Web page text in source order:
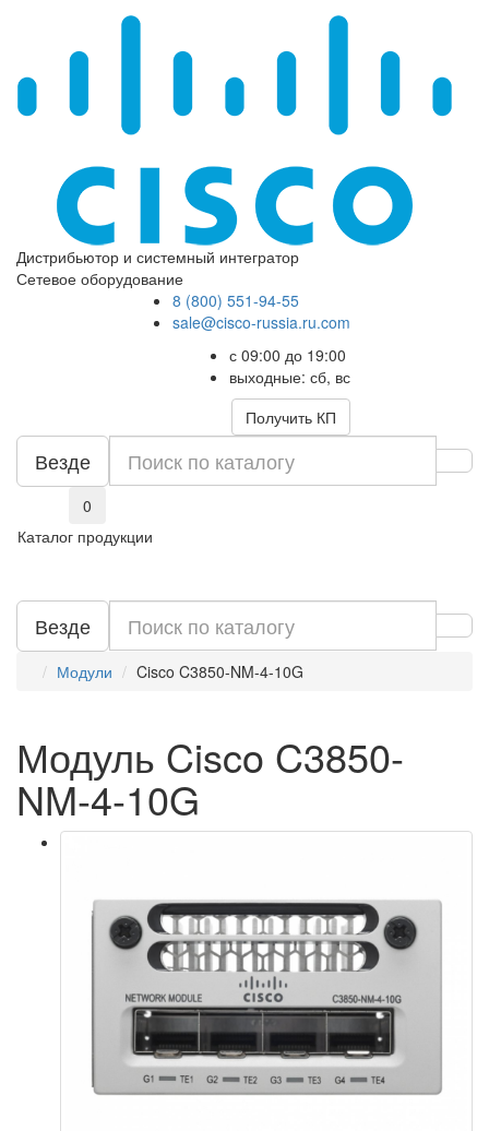
Дистрибьютор и системный интегратор
Сетевое оборудование
8 (800) 551-94-55
sale@cisco-russia.ru.com
с 09:00 до 19:00
выходные: сб, вс
Получить КП
Везде
0
Каталог продукции
Везде
Модули Cisco C3850-NM-4-10G
Модуль Cisco C3850-
NM-4-10G